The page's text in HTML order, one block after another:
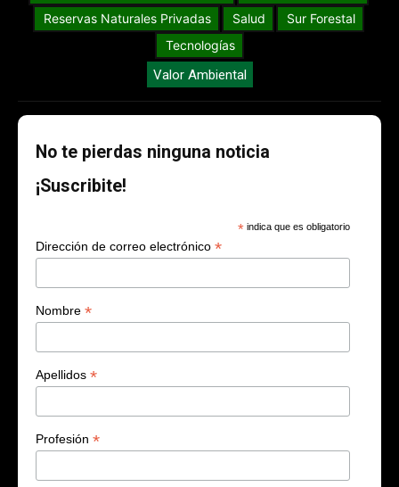
Reservas Naturales Privadas
Salud
Sur Forestal
Tecnologías
Valor Ambiental
No te pierdas ninguna noticia
¡Suscribite!
* indica que es obligatorio
Dirección de correo electrónico *
Nombre *
Apellidos *
Profesión *